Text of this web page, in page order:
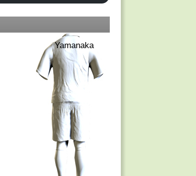
Yamanaka